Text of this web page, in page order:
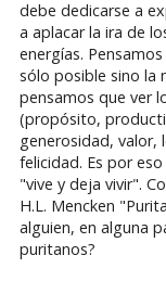
debe dedicarse a
a aplacar la ira de
energías.
sólo posible sino la
pensamos que ver
(propósito,
generosidad, valor,
felicidad. Es por
"vive y deja vivir".
H.L. Mencken
alguien, en alguna
puritanos?